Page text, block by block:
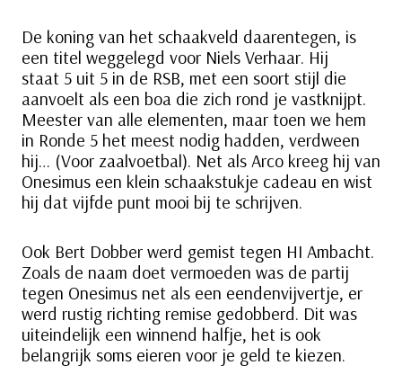
De koning van het schaakveld daarentegen, is
een titel weggelegd voor Niels Verhaar. Hij
staat 5 uit 5 in de RSB, met een soort stijl die
aanvoelt als een boa die zich rond je vastknijpt.
Meester van alle elementen, maar toen we hem
in Ronde 5 het meest nodig hadden, verdween
hij… (Voor zaalvoetbal). Net als Arco kreeg hij van
Onesimus een klein schaakstukje cadeau en wist
hij dat vijfde punt mooi bij te schrijven.
Ook Bert Dobber werd gemist tegen HI Ambacht.
Zoals de naam doet vermoeden was de partij
tegen Onesimus net als een eendenvijvertje, er
werd rustig richting remise gedobberd. Dit was
uiteindelijk een winnend halfje, het is ook
belangrijk soms eieren voor je geld te kiezen.